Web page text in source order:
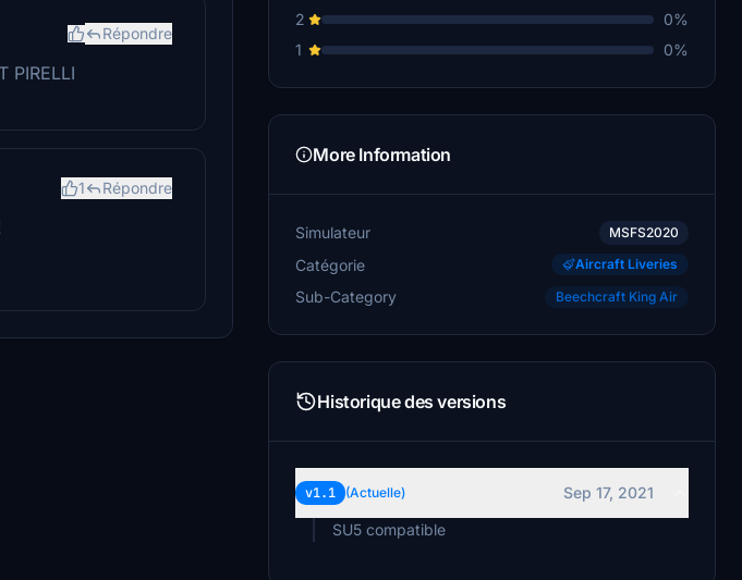
Répondre
PIRELLI
1 Répondre
2
0%
1
0%
More Information
Simulateur MSFS2020
Catégorie Aircraft Liveries
Sub-Category Beechcraft King Air
Historique des versions
v1.1 (Actuelle)
Sep 17, 2021
SU5 compatible